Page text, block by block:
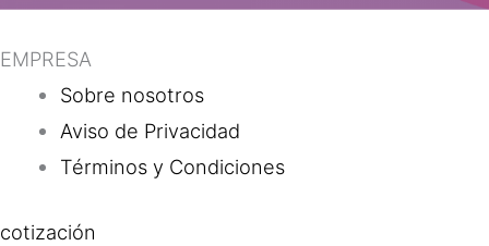
EMPRESA
Sobre nosotros
Aviso de Privacidad
Términos y Condiciones
cotización